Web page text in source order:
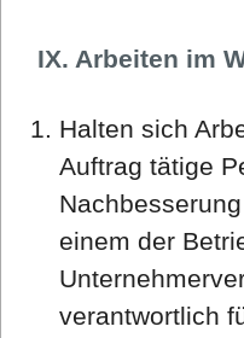
IX. Arbeiten im
Halten sich
Auftrag tätige
einem der
verantwortlich